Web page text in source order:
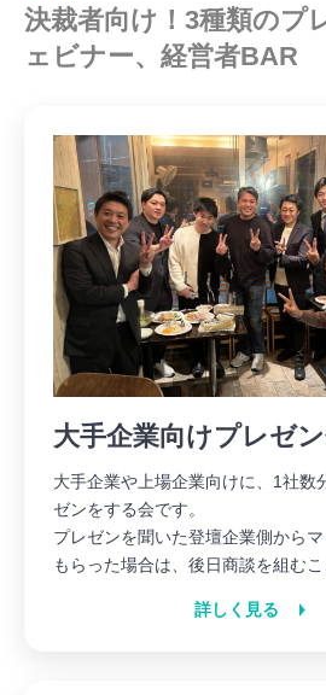
決裁者向け！3種類のプ
ェビナー、経営者BAR
大手企業向けプレゼ
大手企業や上場企業向けに、1社数
ゼンをする会です。
プレゼンを聞いた登壇企業側から
もらった場合は、後日商談を組むこ
詳しく見る